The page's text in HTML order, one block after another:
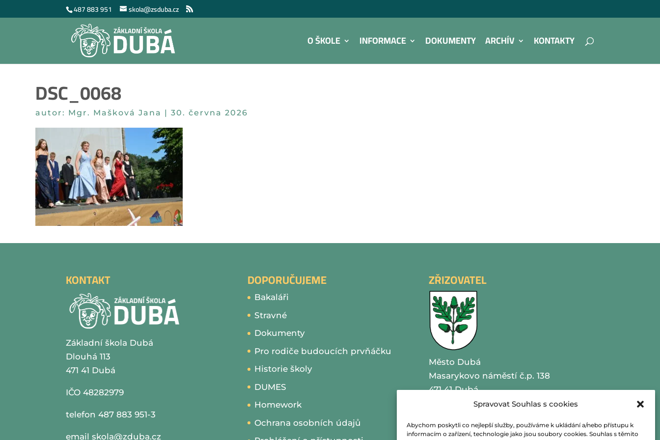
Spravovat Souhlas s cookies
Abychom poskytli co nejlepší služby, používáme k ukládání a/nebo přístupu k
informacím o zařízení, technologie jako jsou soubory cookies. Souhlas s těmito
487 883 951 skola@zsduba.cz
O ŠKOLE INFORMACE DOKUMENTY ARCHÍV KONTAKTY
DSC_0068
autor: Mgr. Mašková Jana | 30. června 2026
KONTAKT
Základní škola Dubá
Dlouhá 113
471 41 Dubá
IČO 48282979
telefon 487 883 951-3
emailskola@zduba.cz
DOPORUČUJEME
Bakaláři
Stravné
Dokumenty
Pro rodiče budoucích prvňáčku
Historie školy
DUMES
Homework
Ochrana osobních údajů
ZŘIZOVATEL
Město Dubá
Masarykovo náměstí č.p. 138
471 41 Dubá
IČO 00260479
telefon 487 870 201